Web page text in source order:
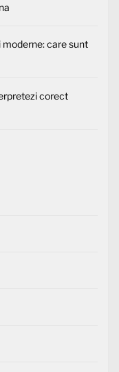
care sunt
corect